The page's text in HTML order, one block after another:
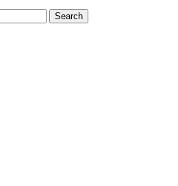
Search